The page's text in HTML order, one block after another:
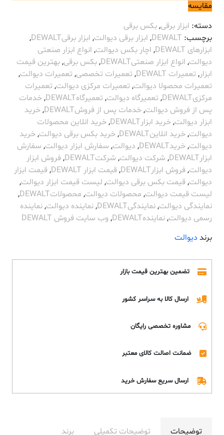
مقایسه
دسته: ابزار برقی,بکس برقی
برچسب: DEWALT
, ابزار برقی دیوالت, ابزار برقیDEWALT
,
ابزارهای DEWALT
, اچار بکس دیوالت, انواع ابزار صنعتی
دیوالت, انواع ابزار صنعتیDEWALT ,بکس برقی,بهترین قیمت
ابزار, تعمیرات DEWALT , تعمیرات تخصصی, تعمیرات دیوالت,
تعمیرات محصولا دیوالت, تعمیرات مرکزی دیوالت, تعمیرات
مرکزیDEWALT
, تعمیرگاه دیوالت, تعمیرگاهDEWALT ,خدمات
پس از فروش دیوالت,خدمات پس از فروشDEWALT ,خرید
ابزار دیوالت,خرید ابزارDEWALT ,خرید انلاین محصولات
دیوالت,خرید انلاینDEWALT ,خرید بکس برقی دیوالت,خرید
دیوالت,خریدDEWALT , دیوالت, سفارش ابزار دیوالت, سفارش
ابزارDEWALT
, شرکت دیوالت, شرکتDEWALT , فروش ابزار
دیوالت, فروش ابزارDEWALT , قیمت ابزار DEWALT , قیمت ابزار
دیوالت, قیمت بکس برقی دیوالت, لیست قیمت ابزار دیوالت,
لیست قیمت دیوالت, محصولات دیوالت, محصولاتDEWALT
,
نمایندگی دیوالت,نمایندگیDEWALT ,نماینده دیوالت,نماینده
رسمی دیوالت,نمایندهDEWALT , وب سایت فروش DEWALT
برند دیوالت
تضمین بهترین قیمت بازار
ارسال کالا به سراسر کشور
مشاوره تخصصی رایگان
ضمانت اصالت کالای معتبر
ارسال سریع سفارش خرید
توضیحات توضیحات تکمیلی برند